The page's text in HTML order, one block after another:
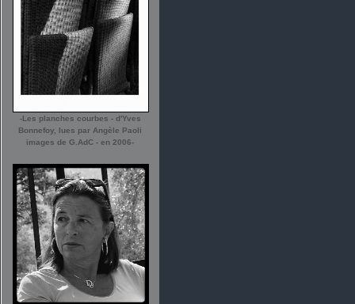
-Les planches courbes - d'Yves
Bonnefoy, lues par Angèle Paoli
images de G.AdC - en 2006-